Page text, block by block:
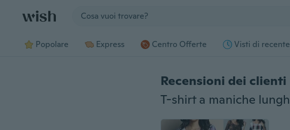
Popolare Express Centro Offerte Visti di recente
Recensioni dei clienti